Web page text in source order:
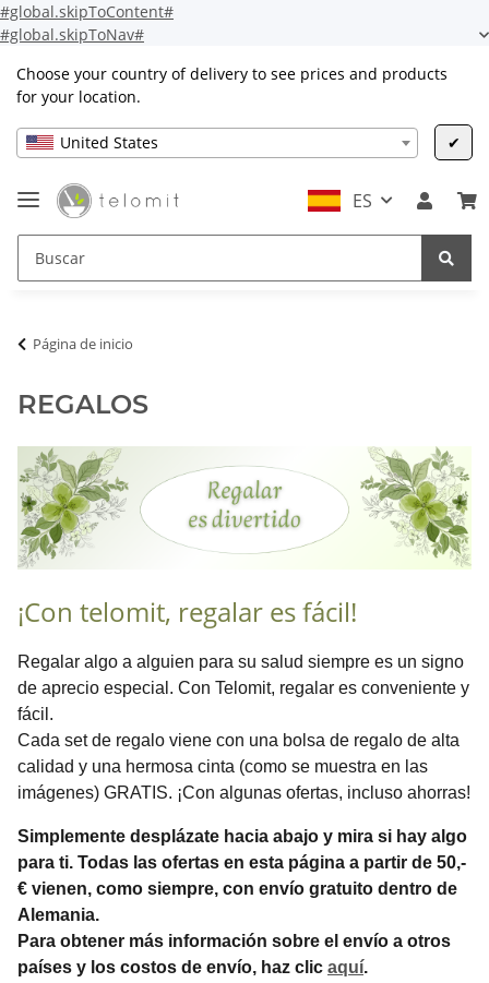
#global.skipToContent#
#global.skipToNav#
Choose your country of delivery to see prices and products
for your location.
United States ✔
ES
Página de inicio
REGALOS
¡Con telomit, regalar es fácil!
Regalar algo a alguien para su salud siempre es un signo
de aprecio especial. Con Telomit, regalar es conveniente y
fácil.
Cada set de regalo viene con una bolsa de regalo de alta
calidad y una hermosa cinta (como se muestra en las
imágenes) GRATIS. ¡Con algunas ofertas, incluso ahorras!
Simplemente desplázate hacia abajo y mira si hay algo
para ti. Todas las ofertas en esta página a partir de 50,-
€ vienen, como siempre, con envío gratuito dentro de
Alemania.
Para obtener más información sobre el envío a otros
países y los costos de envío, haz clic aquí.